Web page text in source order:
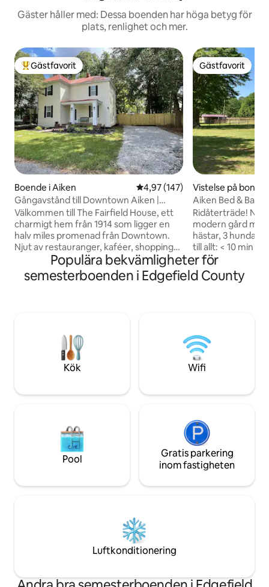
Gäster håller med: Dessa boenden har höga betyg för
plats, renlighet och mer.
Populär gästfavorit
Gästfavorit
Boende i Aiken 4,97 av 5 i genomsnittligt
4,97 (147)
Gångavstånd till Downtown Aiken |
Boende med 3 sovrum | Inhägnad
trädgård
Välkommen till The Fairfield House, ett
charmigt hem från 1914 som ligger en
halv miles promenad från Downtown.
Njut av restauranger, kaféer, shopping
och underhållning medan du bor i ett
lugnt grannskap. Perfekt för golfresor,
ryttarevenemang, affärsresor,
sovrum, fiber-Wi-Fi, ett fullt utrustat kök
och en inhägnad bakgård som är perfekt
för husdjur och avkoppling utomhus.
Gästfavorit
Gästfavorit
Vistelse på
Aiken Bed & Barn
Välkomna – King-
Ridåterträde!
modern gård
hästar, 3 hundar
till allt: < 10 min till
Highfields &
Southern Equine
pärla har allt du
meddelande för
ytterligare
tillåtna.
Populära bekvämligheter för
semesterboenden i Edgefield County
Kök Wifi
Pool
Gratis parkering
inom fastigheten
Luftkonditionering